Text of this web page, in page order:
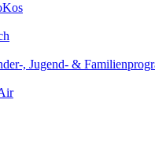
, Jugend- &